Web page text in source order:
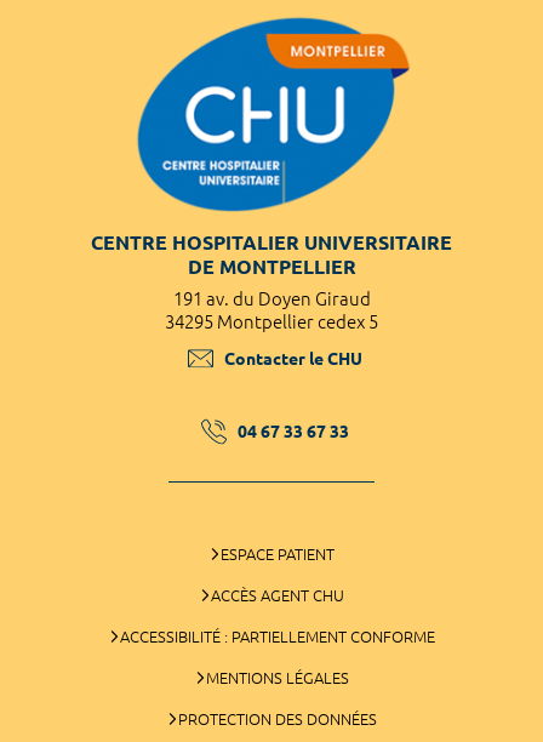
CENTRE HOSPITALIER UNIVERSITAIRE
DE MONTPELLIER
191 av. du Doyen Giraud
34295 Montpellier cedex 5
Contacter le CHU
04 67 33 67 33
ESPACE PATIENT
ACCÈS AGENT CHU
ACCESSIBILITÉ : PARTIELLEMENT CONFORME
MENTIONS LÉGALES
PROTECTION DES DONNÉES